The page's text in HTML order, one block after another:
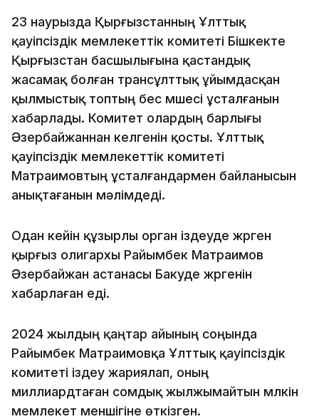
23 наурызда Қырғызстанның Ұлттық
қауіпсіздік мемлекеттік комитеті Бішкекте
Қырғызстан басшылығына қастандық
жасамақ болған трансұлттық ұйымдасқан
қылмыстық топтың бес мүшесі ұсталғанын
хабарлады. Комитет олардың барлығы
Әзербайжаннан келгенін қосты. Ұлттық
қауіпсіздік мемлекеттік комитеті
Матраимовтың ұсталғандармен байланысын
анықтағанын мәлімдеді.
Одан кейін құзырлы орган іздеуде жүрген
қырғыз олигархы Райымбек Матраимов
Әзербайжан астанасы Бакуде жүргенін
хабарлаған еді.
2024 жылдың қаңтар айының соңында
Райымбек Матраимовқа Ұлттық қауіпсіздік
комитеті іздеу жариялап, оның
миллиардтаған сомдық жылжымайтын мүлкін
мемлекет меншігіне өткізген.